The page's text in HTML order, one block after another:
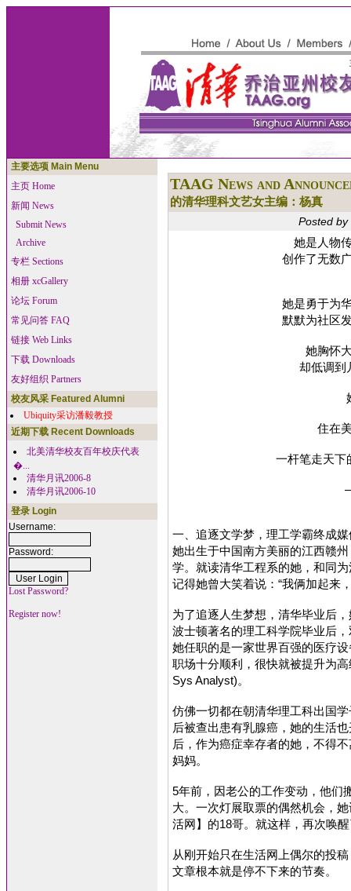
主要选项 Main Menu
主页 Home
新闻 News
Submit News
Archive
专栏 Sections
相册 xcGallery
论坛 Forum
常见问答 FAQ
链接 Web Links
下载 Downloads
友好组织 Partners
校友风采 Featured Alumni
Ubiquity采访潘毅教授
近期下载 Recent Downloads
北美清华校友百年校庆代表
�...
清华月讯2006-8
清华月讯2006-10
登录 Login
Username:
Password:
Lost Password?
Register now!
TAAG News and
的清华理科文艺女主编：杨真
Posted by
她是人物
创作了无数
她是勇于为
默默为社区
她胸怀
却低调到
住在
一杆笔走天下
一、追逐文学梦，理工学霸终成
她出生于中国南方美丽的江西赣
学。就读清华工程系的她，和同
记得她曾大笑着说：“我俩加起来
为了追逐人生梦想，清华毕业后
波士顿著名的理工科学院毕业后
她任职的是一家世界百强的医疗
职场十分顺利，很快就被提升为
Sys Analyst)。
仿佛一切都在朝清华理工科出国
后被查出患有乳腺癌，她的生活
后，作为癌症幸存者的她，不得
妈妈。
5年前，因老公的工作变动，他们
大。一次灯展取票的偶然机会，
活网】的18哥。就这样，再次唤
从刚开始只在生活网上偶尔的投
文章根本就是停不下来的节奏。